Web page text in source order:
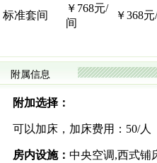
标准套间
￥768元/
间
￥368元
附属信息
附加选择：
可以加床，加床费用：50/人
房内设施： 中央空调,西式铺